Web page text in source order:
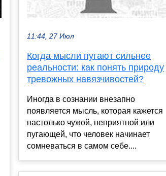
11:44, 27 Июл
Когда мысли пугают сильнее
реальности: как понять природу
тревожных навязчивостей?
Иногда в сознании внезапно
появляется мысль, которая кажется
настолько чужой, неприятной или
пугающей, что человек начинает
сомневаться в самом себе....